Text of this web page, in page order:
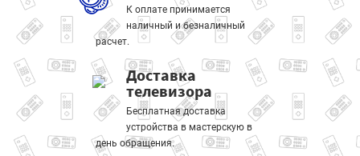
К оплате принимается
наличный и безналичный
расчет.
Доставка
телевизора
Бесплатная доставка
устройства в мастерскую в
день обращения.